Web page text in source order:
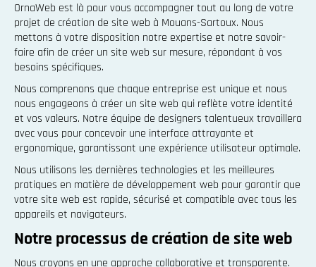
OrnaWeb est là pour vous accompagner tout au long de votre
projet de création de site web à Mouans-Sartoux. Nous
mettons à votre disposition notre expertise et notre savoir-
faire afin de créer un site web sur mesure, répondant à vos
besoins spécifiques.
Nous comprenons que chaque entreprise est unique et nous
nous engageons à créer un site web qui reflète votre identité
et vos valeurs. Notre équipe de designers talentueux travaillera
avec vous pour concevoir une interface attrayante et
ergonomique, garantissant une expérience utilisateur optimale.
Nous utilisons les dernières technologies et les meilleures
pratiques en matière de développement web pour garantir que
votre site web est rapide, sécurisé et compatible avec tous les
appareils et navigateurs.
Notre processus de création de site web
Nous croyons en une approche collaborative et transparente.